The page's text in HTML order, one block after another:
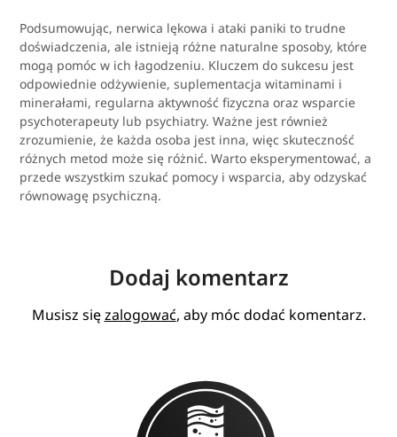
Podsumowując, nerwica lękowa i ataki paniki to trudne
doświadczenia, ale istnieją różne naturalne sposoby, które
mogą pomóc w ich łagodzeniu. Kluczem do sukcesu jest
odpowiednie odżywienie, suplementacja witaminami i
minerałami, regularna aktywność fizyczna oraz wsparcie
psychoterapeuty lub psychiatry. Ważne jest również
zrozumienie, że każda osoba jest inna, więc skuteczność
różnych metod może się różnić. Warto eksperymentować, a
przede wszystkim szukać pomocy i wsparcia, aby odzyskać
równowagę psychiczną.
Dodaj komentarz
Musisz sięzalogować, aby móc dodać komentarz.